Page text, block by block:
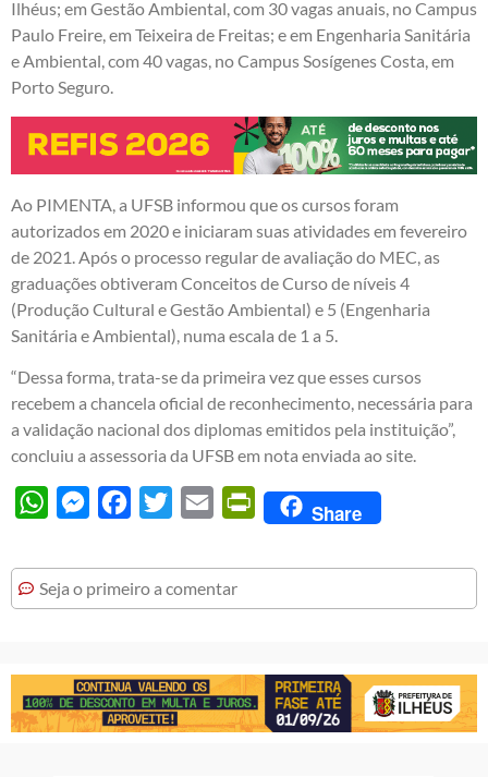
Ilhéus; em Gestão Ambiental, com 30 vagas anuais, no Campus
Paulo Freire, em Teixeira de Freitas; e em Engenharia Sanitária
e Ambiental, com 40 vagas, no Campus Sosígenes Costa, em
Porto Seguro.
Ao PIMENTA, a UFSB informou que os cursos foram
autorizados em 2020 e iniciaram suas atividades em fevereiro
de 2021. Após o processo regular de avaliação do MEC, as
graduações obtiveram Conceitos de Curso de níveis 4
(Produção Cultural e Gestão Ambiental) e 5 (Engenharia
Sanitária e Ambiental), numa escala de 1 a 5.
“Dessa forma, trata-se da primeira vez que esses cursos
recebem a chancela oficial de reconhecimento, necessária para
a validação nacional dos diplomas emitidos pela instituição”,
concluiu a assessoria da UFSB em nota enviada ao site.
WhatsAppMessengerFacebook
Twitter Email PrintFriendly
Share
Seja o primeiro a comentar